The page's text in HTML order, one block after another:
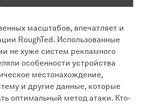
масштабов, впечатляет и
RoughTed. Использованные
не хуже систем рекламного
особенности устройства
местонахождение,
и другие данные, которые
оптимальный метод атаки. Кто-